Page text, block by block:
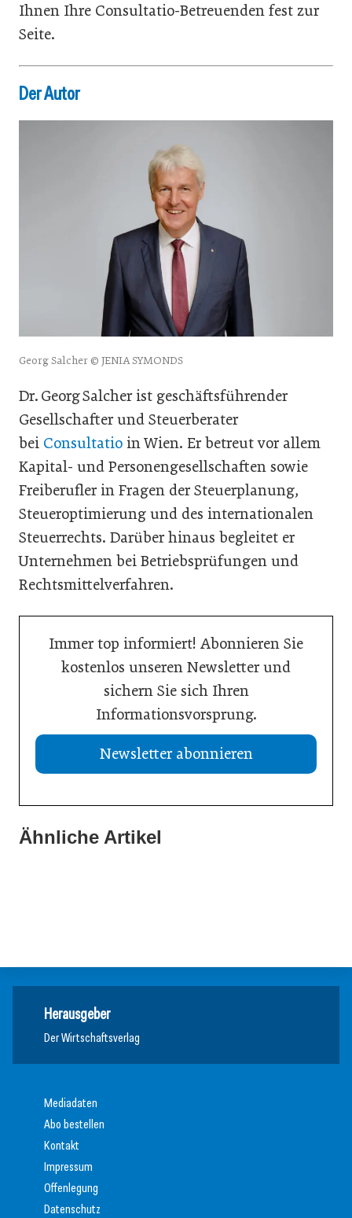
Ihnen Ihre Consultatio-Betreuenden fest zur
Seite.
Der Autor
Georg Salcher © JENIA SYMONDS
Dr. Georg Salcher ist geschäftsführender
Gesellschafter und Steuerberater
bei Consultatio in Wien. Er betreut vor allem
Kapital- und Personengesellschaften sowie
Freiberufler in Fragen der Steuerplanung,
Steueroptimierung und des internationalen
Steuerrechts. Darüber hinaus begleitet er
Unternehmen bei Betriebsprüfungen und
Rechtsmittelverfahren.
Immer top informiert! Abonnieren Sie
kostenlos unseren Newsletter und
sichern Sie sich Ihren
Informationsvorsprung.
Newsletter abonnieren
Ähnliche Artikel
15. Juli 2026
Herausgeber
Der Wirtschaftsverlag
Mediadaten
Abo bestellen
Kontakt
Impressum
Offenlegung
Datenschutz